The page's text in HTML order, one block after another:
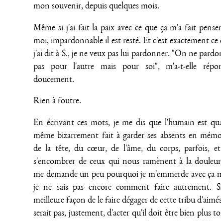
mon souvenir, depuis quelques mois.
Même si j'ai fait la paix avec ce que ça m'a fait
moi, impardonnable il est resté. Et c'est exactement ce
j'ai dit à S., je ne veux pas lui pardonner. "On ne
pas pour l'autre mais pour soi", m'a-t-elle
doucement.
Rien à foutre.
En écrivant ces mots, je me dis que l'humain est
même bizarrement fait à garder ses absents en
de la tête, du cœur, de l'âme, du corps, parfois,
s'encombrer de ceux qui nous ramènent à la
me demande un peu pourquoi je m'emmerde avec ça
je ne sais pas encore comment faire autrement.
meilleure façon de le faire dégager de cette tribu
serait pas, justement, d'acter qu'il doit être bien plus